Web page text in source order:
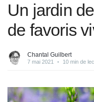
Un jardin
de favoris
Chantal Guilbert
7 mai 2021 • 10 min de